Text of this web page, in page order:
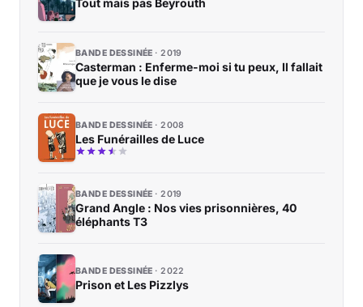
Tout mais pas Beyrouth
BANDE DESSINÉE 2019
Casterman : Enferme-moi si tu peux, Il fallait
que je vous le dise
BANDE DESSINÉE 2008
Les Funérailles de Luce
BANDE DESSINÉE 2019
Grand Angle : Nos vies prisonnières, 40
éléphants T3
BANDE DESSINÉE 2022
Prison et Les Pizzlys